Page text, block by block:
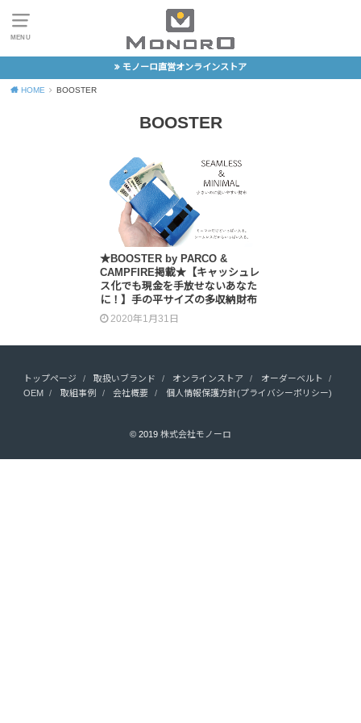
MENU
モノーロ直営オンラインストア
HOME BOOSTER
BOOSTER
★BOOSTER by PARCO &
CAMPFIRE掲載★【キャッシュレ
ス化でも現金を手放せないあなた
に！】手の平サイズの多収納財布
2020年1月31日
トップページ 取扱いブランド オンラインストア
オーダーベルト
OEM
取組事例 会社概要 個人情報保護方針(プライバシーポリシー)
© 2019 株式会社モノーロ